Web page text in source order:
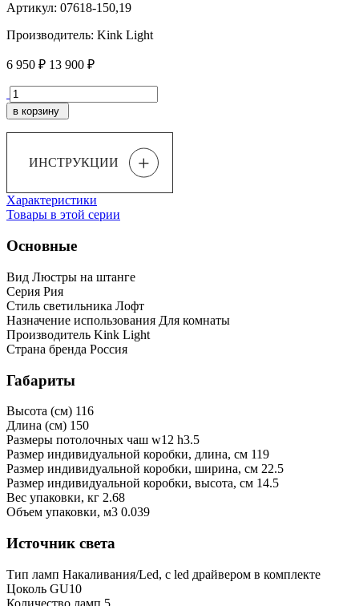
Артикул: 07618-150,19
Производитель: Kink Light
6 950 ₽ 13 900 ₽
в корзину
ИНСТРУКЦИИ +
Характеристики
Товары в этой серии
Основные
Вид Люстры на штанге
Серия Рия
Стиль светильника Лофт
Назначение использования Для комнаты
Производитель Kink Light
Страна бренда Россия
Габариты
Высота (см) 116
Длина (см) 150
Размеры потолочных чаш w12 h3.5
Размер индивидуальной коробки, длина, см 119
Размер индивидуальной коробки, ширина, см 22.5
Размер индивидуальной коробки, высота, см 14.5
Bес упаковки, кг 2.68
Oбъем упаковки, м3 0.039
Источник света
Тип ламп Накаливания/Led, с led драйвером в комплекте
Цоколь GU10
Количество ламп 5